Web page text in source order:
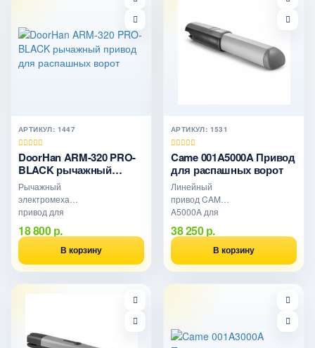
АРТИКУЛ: 1447
DoorHan ARM-320 PRO-
BLACK рычажный
привод для распашных
ворот
Рычажный
электромеханический
привод для
автоматизации
распашных
отдельно
стоящих
400 кг
18 800 р.
В корзину
АРТИКУЛ: 1531
Came 001A5000A Привод
для распашных ворот
Линейный
привод CAME
A5000A для
распашных
ворот до 1000
Бронзовая
втулка, 230 В,
38 250 р.
В корзину